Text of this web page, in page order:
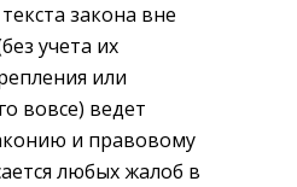
закона вне
учета их
или
вовсе) ведет
и правовому
любых жалоб в